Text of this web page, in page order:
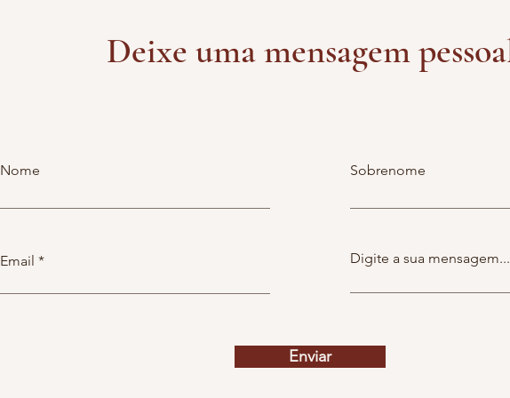
Deixe uma mensagem
Nome
Email
Sobrenome
Digite a sua mensagem...
Enviar